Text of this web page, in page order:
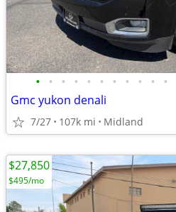
• • • • • • • • • • •
Gmc yukon denali
7/27 107k mi Midland
$27,850
$495/mo